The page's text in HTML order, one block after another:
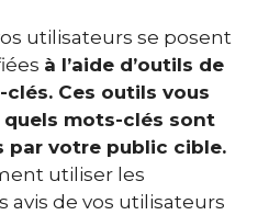
utilisateurs se posent
à l’aide d’outils de
Ces outils vous
mots-clés sont
par votre public cible.
utiliser les
de vos utilisateurs